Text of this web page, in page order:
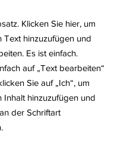
Klicken Sie hier, um
Text hinzuzufügen und
Es ist einfach.
auf „Text bearbeiten“
Sie auf „Ich“, um
Inhalt hinzuzufügen und
der Schriftart